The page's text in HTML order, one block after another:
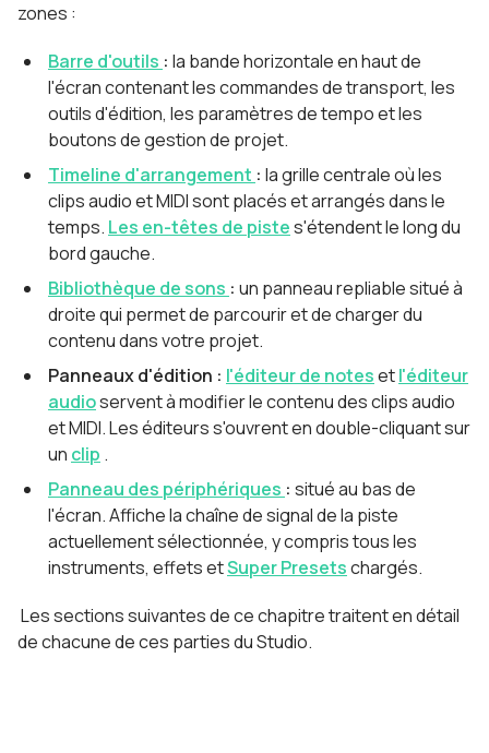
zones :
Barre d'outils : la bande horizontale en haut de
l'écran contenant les commandes de transport, les
outils d'édition, les paramètres de tempo et les
boutons de gestion de projet.
Timeline d'arrangement : la grille centrale où les
clips audio et MIDI sont placés et arrangés dans le
temps. Les en-têtes de pistes'étendent le long du
bord gauche.
Bibliothèque de sons : un panneau repliable situé à
droite qui permet de parcourir et de charger du
contenu dans votre projet.
Panneaux d'édition : l'éditeur de notesetl'éditeur
audioservent à modifier le contenu des clips audio
et MIDI. Les éditeurs s'ouvrent en double-cliquant sur
un clip .
Panneau des périphériques : situé au bas de
l'écran. Affiche la chaîne de signal de la piste
actuellement sélectionnée, y compris tous les
instruments, effets etSuper Presetschargés.
Les sections suivantes de ce chapitre traitent en détail
de chacune de ces parties du Studio.